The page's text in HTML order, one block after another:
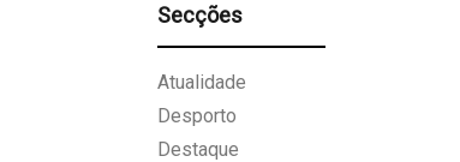
Secções
Atualidade
Desporto
Destaque